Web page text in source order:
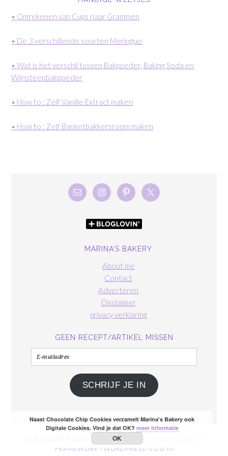
• Omrekenen van Cups naar Grammen
• De 3 verschillende soorten Meringue
• Wat is het verschil tussen Bakpoeder, Baking Soda en
Wijnsteenbakpoeder
• How to : Zelf Vanille Extract maken
• How to : Zelf Banketbakkersroom maken
MARINA’S BAKERY
About me
Contact
Adverteren
Disclaimer
privacy verklaring
GEEN RECEPT/ARTIKEL MISSEN
E-
mailadres
SCHRIJF JE IN
COPYRIGHT © 2026 · FOODIE PRO THEME
FRAMEWORK · WORDPRESS · LOG IN
Naast Chocolate Chip Cookies verzamelt Marina's Bakery ook
Digitale Cookies. Vind je dat OK? meer informatie
OK